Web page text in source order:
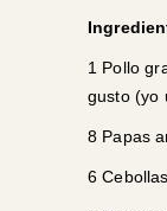
1 Pollo
gusto (yo
8 Papas
6